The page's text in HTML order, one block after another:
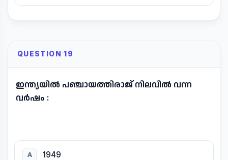
QUESTION 19
ഇന്ത്യയിൽ പഞ്ചായത്തിരാജ് നിലവിൽ വന്ന
വർഷം :
A 1949